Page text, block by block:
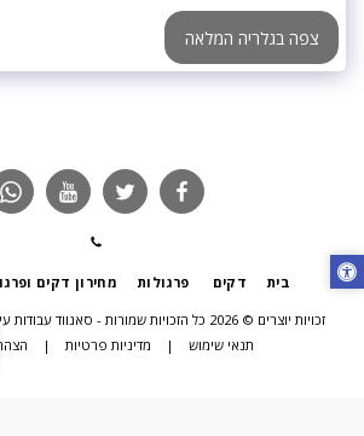
צפה בגלריה המלאה
בית דקים פרגולות מחירון דקים
זכויות יוצרים © 2026 כל הזכויות שמורות -
סאנווד עבודות
תנאי שימוש | מדיניות פרטיות |